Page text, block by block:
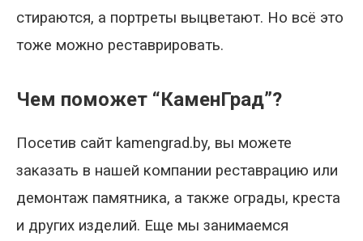
стираются, а портреты выцветают. Но всё это
тоже можно реставрировать.
Чем поможет “КаменГрад”?
Посетив сайт kamengrad.by, вы можете
заказать в нашей компании реставрацию или
демонтаж памятника, а также ограды, креста
и других изделий. Еще мы занимаемся